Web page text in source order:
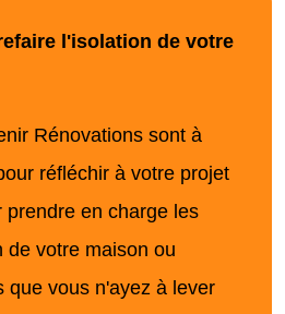
l'isolation de votre
Rénovations sont à
réfléchir à votre projet
prendre en charge les
de votre maison ou
que vous n'ayez à lever